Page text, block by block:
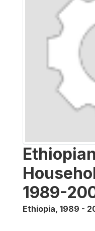
1989-
Ethiopia, 1989 -